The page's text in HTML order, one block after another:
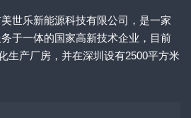
世乐新能源科技有限公司，是一家
于一体的国家高新技术企业，目前
生产厂房，并在深圳设有2500平方米